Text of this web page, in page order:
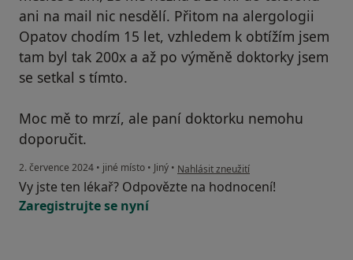
ani na mail nic nesdělí. Přitom na alergologii
Opatov chodím 15 let, vzhledem k obtížím jsem
tam byl tak 200x a až po výměně doktorky jsem
se setkal s tímto.
Moc mě to mrzí, ale paní doktorku nemohu
doporučit.
2. července 2024 • jiné místo • Jiný • podle názoru uživatele Pavel Chlad
Nahlásit zneužití
Vy jste ten lékař? Odpovězte na hodnocení!
Zaregistrujte se nyní